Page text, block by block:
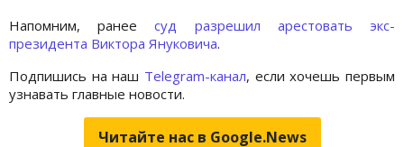
Напомним, ранеесуд разрешил арестовать экс-
президента Виктора Януковича.
Подпишись на наш Telegram-канал, если хочешь первым
узнавать главные новости.
Читайте нас в Google.News